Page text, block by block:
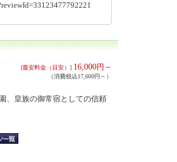
[最安料金（目安）] 16,000円～
（消費税込17,600円～）
、皇族の御常宿としての信頼